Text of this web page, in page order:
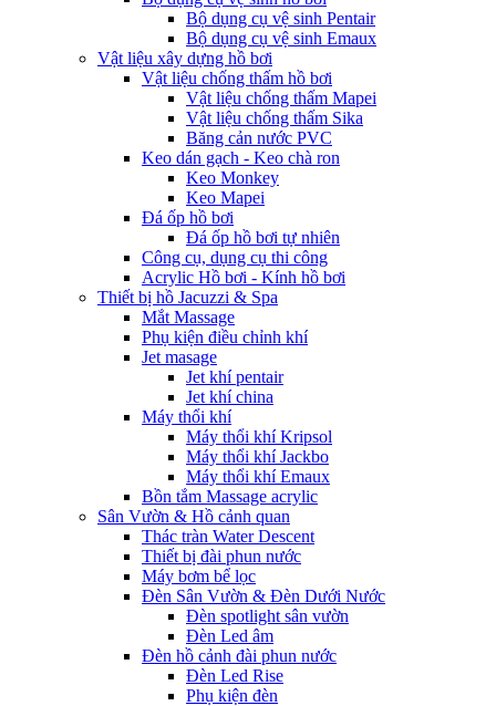
Bộ dụng cụ vệ sinh Pentair
Bộ dụng cụ vệ sinh Emaux
Vật liệu xây dựng hồ bơi
Vật liệu chống thấm hồ bơi
Vật liệu chống thấm Mapei
Vật liệu chống thấm Sika
Băng cản nước PVC
Keo dán gạch - Keo chà ron
Keo Monkey
Keo Mapei
Đá ốp hồ bơi
Đá ốp hồ bơi tự nhiên
Công cụ, dụng cụ thi công
Acrylic Hồ bơi - Kính hồ bơi
Thiết bị hồ Jacuzzi & Spa
Mắt Massage
Phụ kiện điều chỉnh khí
Jet masage
Jet khí pentair
Jet khí china
Máy thổi khí
Máy thổi khí Kripsol
Máy thổi khí Jackbo
Máy thổi khí Emaux
Bồn tắm Massage acrylic
Sân Vườn & Hồ cảnh quan
Thác tràn Water Descent
Thiết bị đài phun nước
Máy bơm bể lọc
Đèn Sân Vườn & Đèn Dưới Nước
Đèn spotlight sân vườn
Đèn Led âm
Đèn hồ cảnh đài phun nước
Đèn Led Rise
Phụ kiện đèn